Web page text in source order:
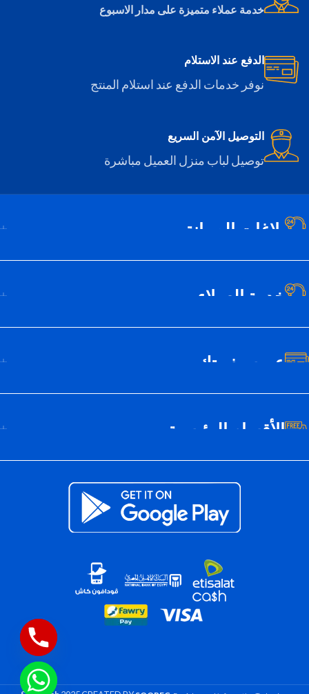
خدمة عملاء متميزة على مدار الاسبوع
الدفع عند الاستلام
نوفر خدمات الدفع عند استلام المنتج
التوصيل الآمن السريع
توصيل لباب منزل العميل مباشرة
بلاغات الصيانة
خدمة العملاء
عن سيف تك
الأقسام الرئيسية